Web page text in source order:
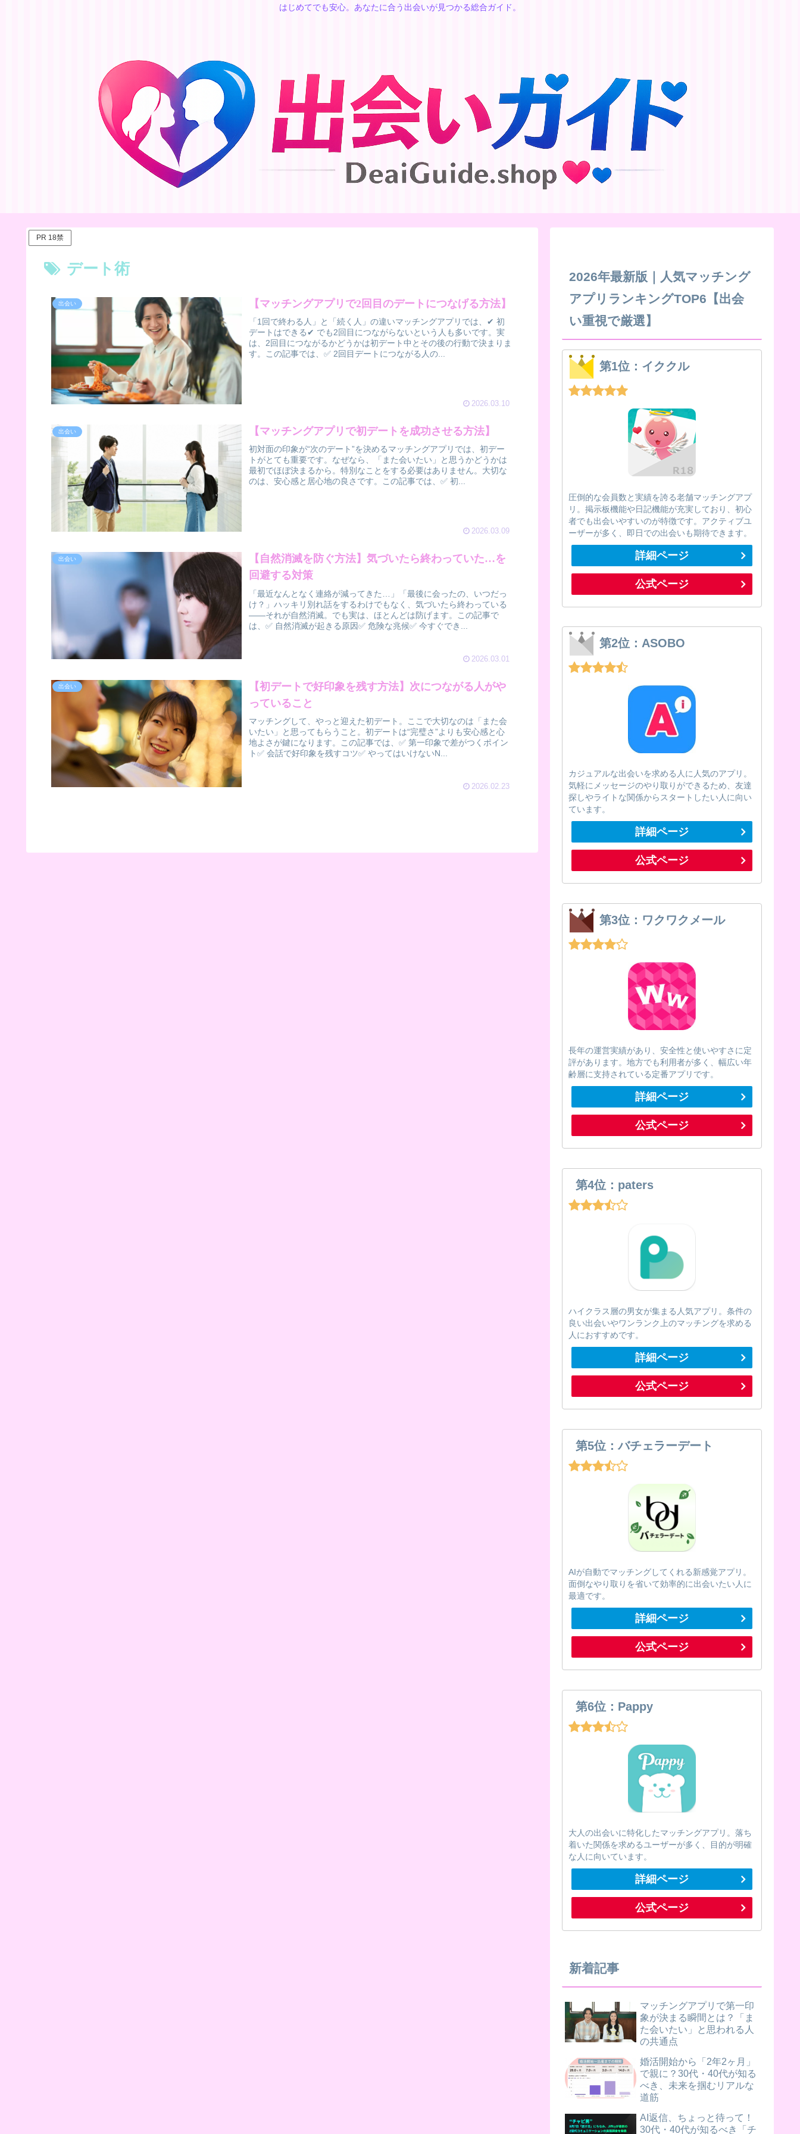
はじめてでも安心。あなたに合う出会いが見つかる総合ガイド。
PR 18禁
デート術
出会い 【マッチングアプリで2回目のデートにつなげる方法】
「1回で終わる人」と「続く人」の違いマッチングアプリでは、✔ 初
デートはできる✔ でも2回目につながらないという人も多いです。実
は、2回目につながるかどうかは初デート中とその後の行動で決まりま
す。この記事では、✅ 2回目デートにつながる人の...
2026.03.10
出会い 【マッチングアプリで初デートを成功させる方法】
初対面の印象が“次のデート”を決めるマッチングアプリでは、初デー
トがとても重要です。なぜなら、「また会いたい」と思うかどうかは
最初でほぼ決まるから。特別なことをする必要はありません。大切な
のは、安心感と居心地の良さです。この記事では、✅ 初...
2026.03.09
出会い
【自然消滅を防ぐ方法】気づいたら終わっていた…を
回避する対策
「最近なんとなく連絡が減ってきた…」「最後に会ったの、いつだっ
け？」ハッキリ別れ話をするわけでもなく、気づいたら終わっている
――それが自然消滅。でも実は、ほとんどは防げます。この記事で
は、✅ 自然消滅が起きる原因✅ 危険な兆候✅ 今すぐでき...
2026.03.01
出会い
【初デートで好印象を残す方法】次につながる人がや
っていること
マッチングして、やっと迎えた初デート。ここで大切なのは「また会
いたい」と思ってもらうこと。初デートは“完璧さ”よりも安心感と心
地よさが鍵になります。この記事では、✅ 第一印象で差がつくポイン
ト✅ 会話で好印象を残すコツ✅ やってはいけないN...
2026.02.23
2026年最新版｜人気マッチング
アプリランキングTOP6【出会
い重視で厳選】
第1位：イククル
圧倒的な会員数と実績を誇る老舗マッチングアプ
リ。掲示板機能や日記機能が充実しており、初心
者でも出会いやすいのが特徴です。アクティブユ
ーザーが多く、即日での出会いも期待できます。
詳細ページ
公式ページ
第2位：ASOBO
カジュアルな出会いを求める人に人気のアプリ。
気軽にメッセージのやり取りができるため、友達
探しやライトな関係からスタートしたい人に向い
ています。
詳細ページ
公式ページ
第3位：ワクワクメール
長年の運営実績があり、安全性と使いやすさに定
評があります。地方でも利用者が多く、幅広い年
齢層に支持されている定番アプリです。
詳細ページ
公式ページ
第4位：paters
ハイクラス層の男女が集まる人気アプリ。条件の
良い出会いやワンランク上のマッチングを求める
人におすすめです。
詳細ページ
公式ページ
第5位：バチェラーデート
AIが自動でマッチングしてくれる新感覚アプリ。
面倒なやり取りを省いて効率的に出会いたい人に
最適です。
詳細ページ
公式ページ
第6位：Pappy
大人の出会いに特化したマッチングアプリ。落ち
着いた関係を求めるユーザーが多く、目的が明確
な人に向いています。
詳細ページ
公式ページ
新着記事
マッチングアプリで第一印
象が決まる瞬間とは？「ま
た会いたい」と思われる人
の共通点
婚活開始から「2年2ヶ月」
で親に？30代・40代が知る
べき、未来を掴むリアルな
道筋
AI返信、ちょっと待って！
30代・40代が知るべき「チ